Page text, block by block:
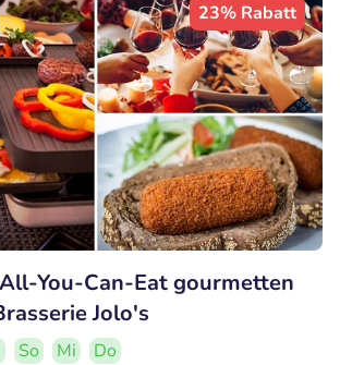
23% Rabatt
You-Can-Eat gourmetten
Jolo's
So Mi
Do